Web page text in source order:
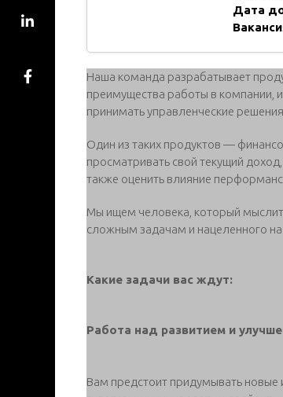
Дата
Наша команда разрабатывает
преимущества работы в компании,
принимать управленческие
Один из таких продуктов —
просматривать свой текущий
также оценить влияние
Мы ищем человека, который мыслит
сложным задачам и нацеленного
Какие задачи вас ждут:
Работа над развитием и
Вам предстоит придумывать новые